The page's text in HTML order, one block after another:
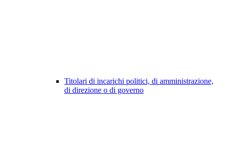
Titolari di incarichi politici, di amministrazione,
di direzione o di governo